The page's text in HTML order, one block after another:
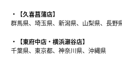
【久喜菖蒲店】
群馬県、埼玉県、新潟県、山梨県、長野
【東府中店・横浜瀬谷店】
千葉県、東京都、神奈川県、沖縄県